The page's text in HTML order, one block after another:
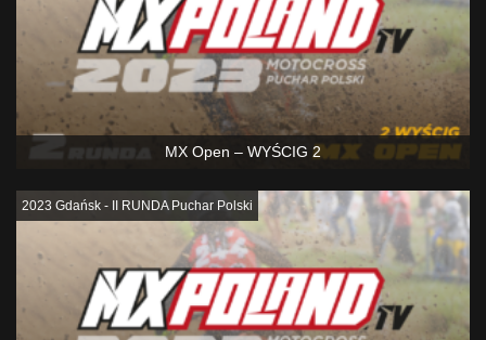
MX Open – WYŚCIG 2
2023 Gdańsk - II RUNDA Puchar Polski